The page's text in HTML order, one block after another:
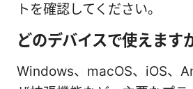
トを確認してください。
どのデバイスで使えます
Windows、macOS、iOS、